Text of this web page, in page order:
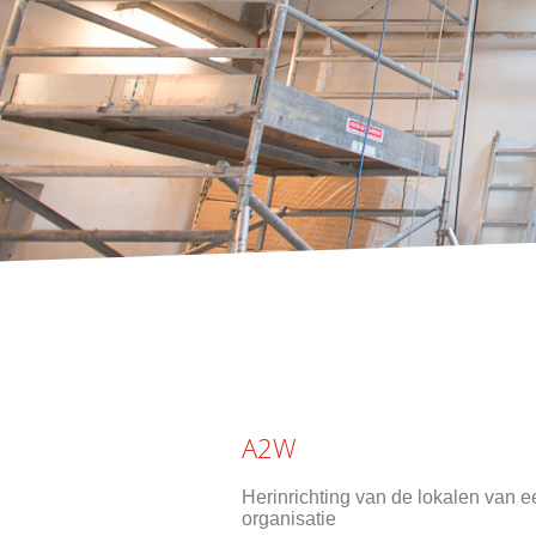
A2W
Herinrichting van de lokalen van
organisatie